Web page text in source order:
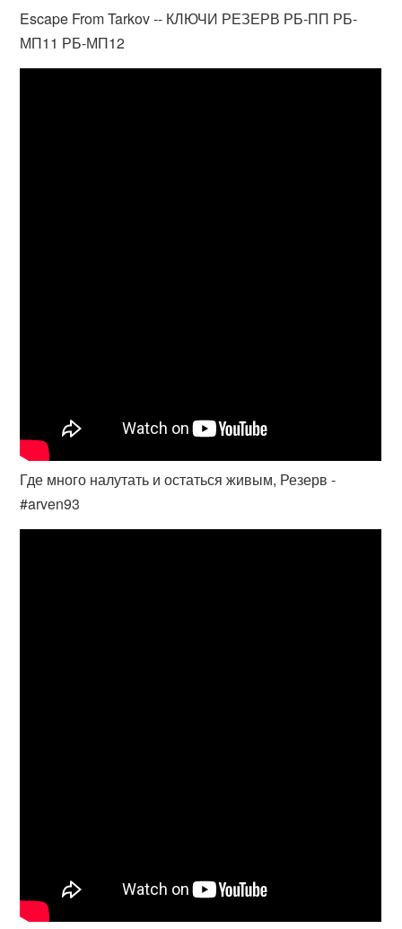
Escape From Tarkov -- КЛЮЧИ РЕЗЕРВ РБ-ПП РБ-
МП11 РБ-МП12
Где много налутать и остаться живым, Резерв -
#arven93